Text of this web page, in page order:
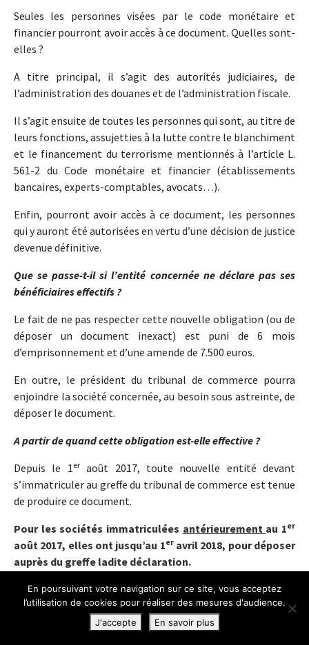
Seules les personnes visées par le code monétaire et
financier pourront avoir accès à ce document. Quelles sont-
elles ?
A titre principal, il s’agit des autorités judiciaires, de
l’administration des douanes et de l’administration fiscale.
Il s’agit ensuite de toutes les personnes qui sont, au titre de
leurs fonctions, assujetties à la lutte contre le blanchiment
et le financement du terrorisme mentionnés à l’article L.
561-2 du Code monétaire et financier (établissements
bancaires, experts-comptables, avocats…).
Enfin, pourront avoir accès à ce document, les personnes
qui y auront été autorisées en vertu d’une décision de justice
devenue définitive.
Que se passe-t-il si l’entité concernée ne déclare pas ses
bénéficiaires effectifs ?
Le fait de ne pas respecter cette nouvelle obligation (ou de
déposer un document inexact) est puni de 6 mois
d’emprisonnement et d’une amende de 7.500 euros.
En outre, le président du tribunal de commerce pourra
enjoindre la société concernée, au besoin sous astreinte, de
déposer le document.
A partir de quand cette obligation est-elle effective ?
Depuis le 1 eraoût 2017, toute nouvelle entité devant
s’immatriculer au greffe du tribunal de commerce est tenue
de produire ce document.
Pour les sociétés immatriculées antérieurement au 1er
août 2017, elles ont jusqu’au 1eravril 2018, pour déposer
auprès du greffe ladite déclaration.
NANTES DIGITAL WEEK : DROIT
En poursuivant votre navigation sur ce site, vous acceptez
l’utilisation de cookies pour réaliser des mesures d'audience.
J'accepte
En savoir plus